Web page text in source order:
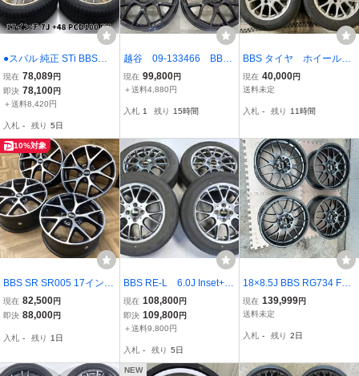
●スバル 純正 STi BBS製
RG345 17インチ 7J +48
PCD100 5H 鍛造 ホイー
ル 4本 215/50R17 91Q 冬
レッサ 即納 棚V-4
現在 78,089円
即決 78,100円
＋送料8,420円
入札 - 残り 5日
越谷 09-133466 BBS
XR0203 19インチホイー
ル 4本セット PCD112
ワーゲン 越谷
現在 99,800円
＋送料4,880円
入札 1 残り 15時間
BBS タイヤ ホイールセ
ット15インチ 4H 100 6
J +45タイヤ1本釘刺さり
有りガリキズ多
現在 40,000円
送料未定
入札 - 残り 11時間
10%対象
BBS SR SR005 17インチ
7.5J 5/112 +45 BKP 中古
1台分 ◆人気◆ A4 S4 A6
ート Aクラス Cクラス E
現在 82,500円
即決 88,000円
入札 - 残り 1日
BBS RE-L 6.0J Inset+45
PCD100 4H RE5004
ヤリス・フィット・アク
ア・ワゴンR・タント・
RG-F レイズCE28N
現在 108,800円
即決 109,800円
＋送料9,800円
入札 - 残り 5日
18×8.5J BBS RG734 FO
RGED 鍛造 アルミ 5穴 P
CD 120 +38 ハブ径72.6
W
現在 139,999円
送料未定
入札 - 残り 2日
NEW